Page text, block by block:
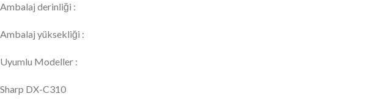
Ambalaj derinliği :
Ambalaj yüksekliği :
Uyumlu Modeller :
Sharp DX-C310